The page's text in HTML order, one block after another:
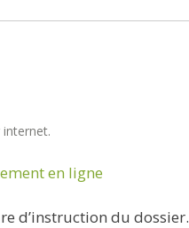
en ligne
d’instruction du dossier.